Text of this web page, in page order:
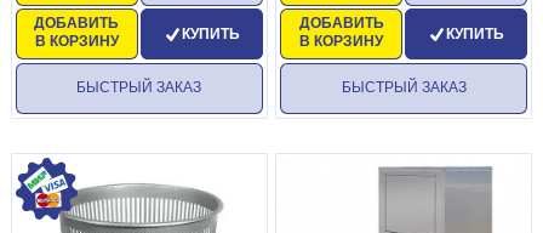
ДОБАВИТЬ
В КОРЗИНУ
КУПИТЬ
БЫСТРЫЙ ЗАКАЗ
ДОБАВИТЬ
В КОРЗИНУ
КУПИТЬ
БЫСТРЫЙ ЗАКАЗ